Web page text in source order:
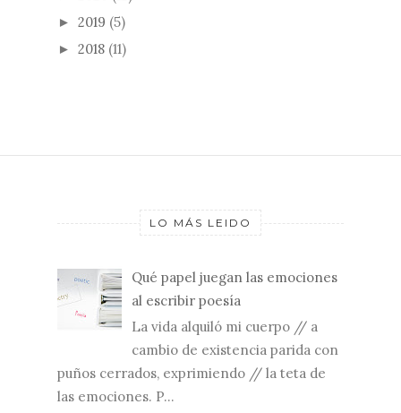
► 2019 (5)
► 2018 (11)
LO MÁS LEIDO
Qué papel juegan las emociones
al escribir poesía
La vida alquiló mi cuerpo // a
cambio de existencia parida con
puños cerrados, exprimiendo // la teta de
las emociones. P...